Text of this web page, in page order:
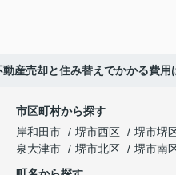
動産売却と住み替えでかかる費
市区町村から探す
岸和田市
堺市西区 堺市堺
泉大津市
堺市北区 堺市南